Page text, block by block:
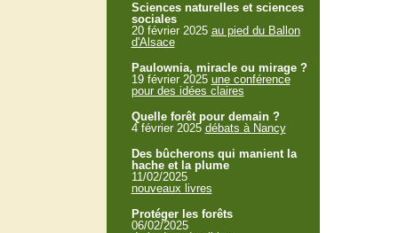
Sciences naturelles et sciences
sociales
20 février 2025 au pied du Ballon
d'Alsace
Paulownia, miracle ou mirage ?
19 février 2025 une conférence
pour des idées claires
Quelle forêt pour demain ?
4 février 2025 débats à Nancy
Des bûcherons qui manient la
hache et la plume
11/02/2025
nouveaux livres
Protéger les forêts
06/02/2025